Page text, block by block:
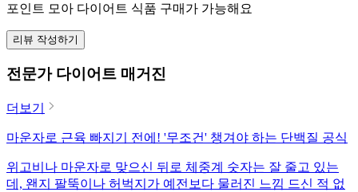
포인트 모아 다이어트 식품 구매가 가능해요
리뷰 작성하기
전문가 다이어트 매거진
더보기
마운자로 근육 빠지기 전에! '무조건' 챙겨야 하는 단백질 공식
위고비나 마운자로 맞으신 뒤로 체중계 숫자는 잘 줄고 있는
데, 왠지 팔뚝이나 허벅지가 예전보다 물러진 느낌 드신 적 없